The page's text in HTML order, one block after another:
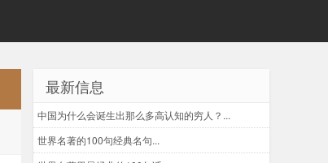
最新信息
中国为什么会诞生出那么多高认知的穷人？...
世界名著的100句经典名句...